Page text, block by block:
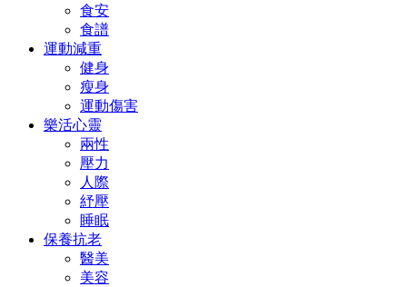
食安
食譜
運動減重
健身
瘦身
運動傷害
樂活心靈
兩性
壓力
人際
紓壓
睡眠
保養抗老
醫美
美容